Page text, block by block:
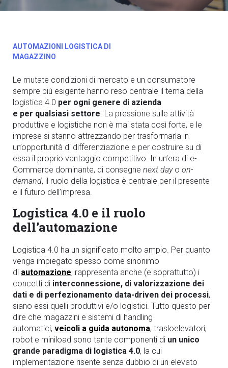
AUTOMAZIONI LOGISTICA DI
MAGAZZINO
Le mutate condizioni di mercato e un consumatore
sempre più esigente hanno reso centrale il tema della
logistica 4.0 per ogni genere di azienda
e per qualsiasi settore. La pressione sulle attività
produttive e logistiche non è mai stata così forte, e le
imprese si stanno attrezzando per trasformarla in
un’opportunità di differenziazione e per costruire su di
essa il proprio vantaggio competitivo. In un’era di e-
Commerce dominante, di consegne next dayo on-
demand, il ruolo della logistica è centrale per il presente
e il futuro dell’impresa.
Logistica 4.0 e il ruolo
dell’automazione
Logistica 4.0 ha un significato molto ampio. Per quanto
venga impiegato spesso come sinonimo
di automazione, rappresenta anche (e soprattutto) i
concetti di interconnessione, di valorizzazione dei
dati e di perfezionamento data-driven dei processi,
siano essi quelli produttivi e/o logistici. Tutto questo per
dire che magazzini e sistemi di handling
automatici, veicoli a guida autonoma, trasloelevatori,
robot e miniload sono tante componenti di un unico
grande paradigma di logistica 4.0, la cui
implementazione risente senza dubbio di un elevato